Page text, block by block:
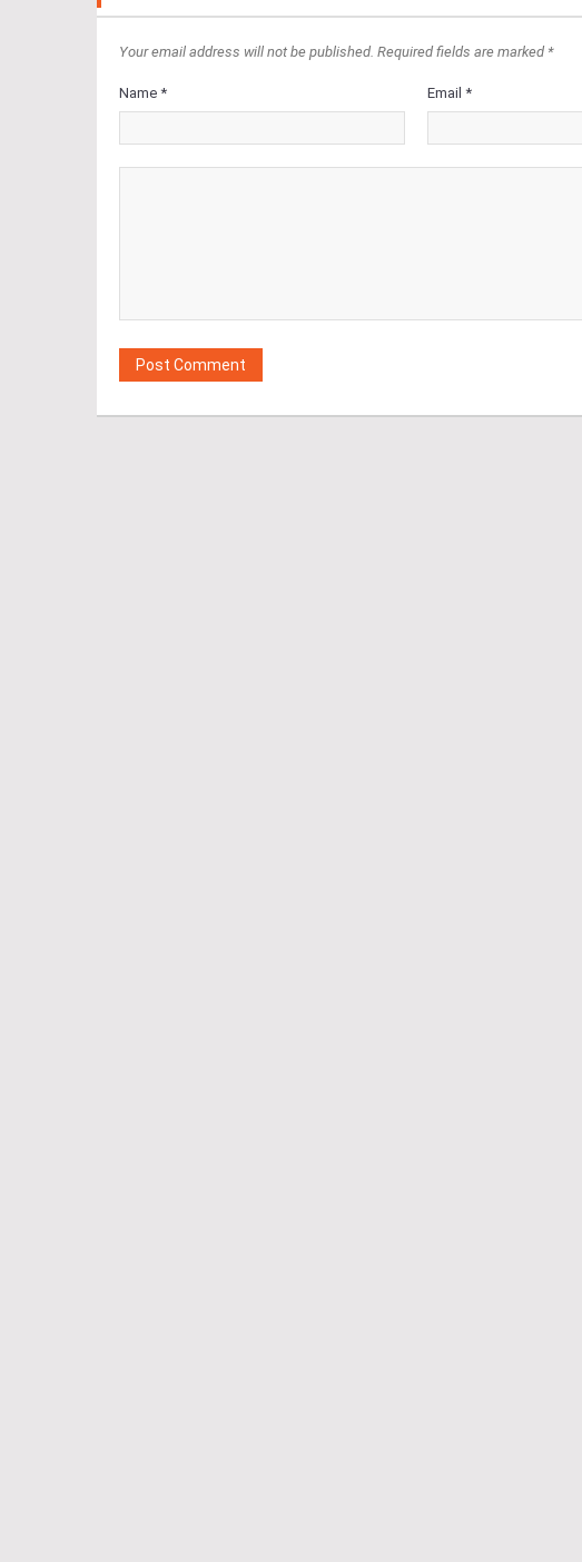
Your email address will not be published. Required fields are marked *
Name * Email *